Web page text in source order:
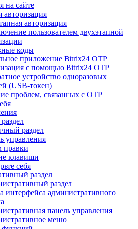
на сайте
авторизация
авторизация
пользователем двухэтапной
коды
приложение Bitrix24 OTP
с помощью Bitrix24 OTP
устройство одноразовых
(USB-токен)
проблем, связанных с OTP
раздел
управления
правки
клавиши
себя
раздел
раздел
интерфейса административного
панель управления
меню